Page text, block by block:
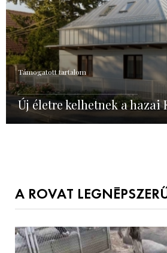
Támogatott tartalom
Új életre kelhetnek a hazai
A ROVAT